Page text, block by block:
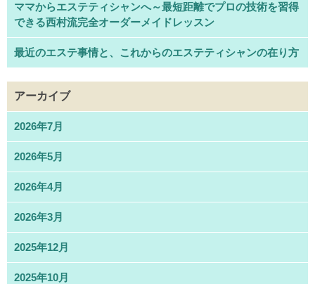
ママからエステティシャンへ～最短距離でプロの技術を習得
できる西村流完全オーダーメイドレッスン
最近のエステ事情と、これからのエステティシャンの在り方
アーカイブ
2026年7月
2026年5月
2026年4月
2026年3月
2025年12月
2025年10月